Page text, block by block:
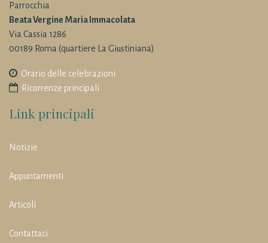
Parrocchia
Beata Vergine Maria Immacolata
Via Cassia 1286
00189 Roma (quartiere La Giustiniana)
Orario delle celebrazioni
Ricorrenze principali
Link principali
Notizie
Appuntamenti
Articoli
Contattaci